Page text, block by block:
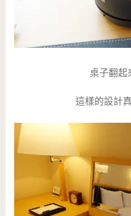
桌子翻起
這樣的設計